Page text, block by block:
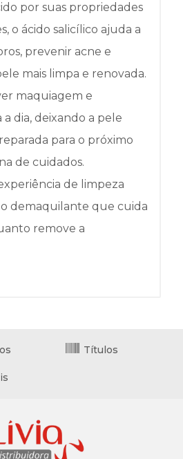
por suas propriedades
o ácido salicílico ajuda a
prevenir acne e
mais limpa e renovada.
maquiagem e
dia, deixando a pele
para o próximo
de cuidados.
de limpeza
demaquilante que cuida
remove a
Títulos